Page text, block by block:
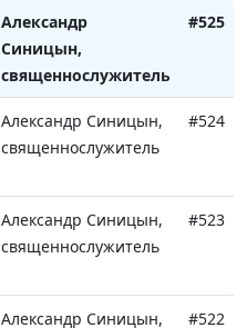
Александр
Синицын,
священнослужитель
#525
Александр Синицын,
священнослужитель
#524
Александр Синицын,
священнослужитель
#523
Александр Синицын,
#522